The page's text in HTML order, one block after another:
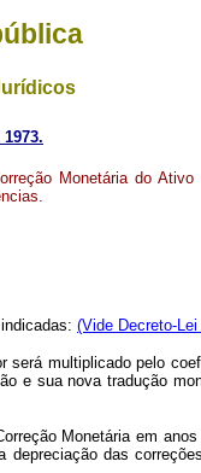
Monetária do
(Vide Decreto-
multiplicado pelo
e sua nova tradução
Monetária em anos
das